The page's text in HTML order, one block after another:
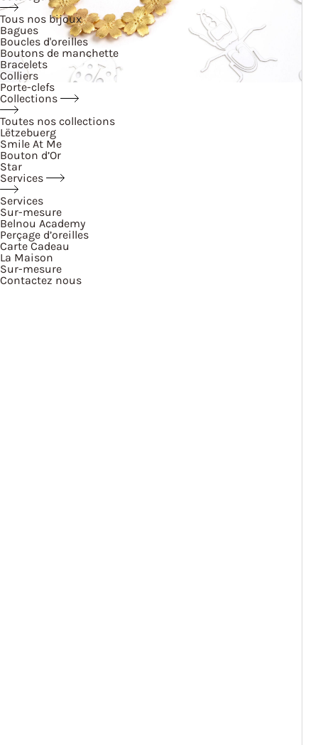
Tous nos bijoux
Bagues
Boucles d'oreilles
Boutons de manchette
Bracelets
Colliers
Porte-clefs
Collections
Toutes nos collections
Lëtzebuerg
Smile At Me
Bouton d’Or
Star
Services
Services
Sur-mesure
Belnou Academy
Perçage d’oreilles
Carte Cadeau
La Maison
Sur-mesure
Contactez nous